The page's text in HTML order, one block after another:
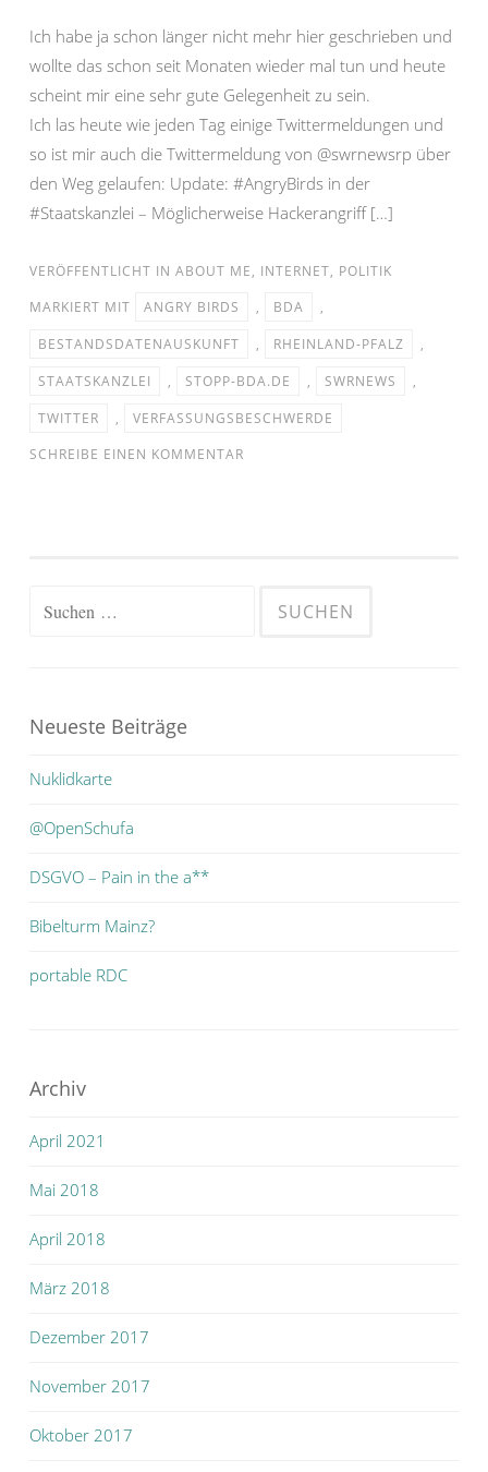
Ich habe ja schon länger nicht mehr hier geschrieben und
wollte das schon seit Monaten wieder mal tun und heute
scheint mir eine sehr gute Gelegenheit zu sein.
Ich las heute wie jeden Tag einige Twittermeldungen und
so ist mir auch die Twittermeldung von @swrnewsrp über
den Weg gelaufen: Update: #AngryBirds in der
#Staatskanzlei – Möglicherweise Hackerangriff […]
VERÖFFENTLICHT IN ABOUT ME, INTERNET, POLITIK
MARKIERT MIT
ANGRY BIRDS , BDA
,
BESTANDSDATENAUSKUNFT
, RHEINLAND-PFALZ
,
STAATSKANZLEI
, STOPP-BDA.DE , SWRNEWS
,
TWITTER
,
VERFASSUNGSBESCHWERDE
SCHREIBE EINEN KOMMENTAR
Suchen
Neueste Beiträge
Nuklidkarte
@OpenSchufa
DSGVO – Pain in the a**
Bibelturm Mainz?
portable RDC
Archiv
April 2021
Mai 2018
April 2018
März 2018
Dezember 2017
November 2017
Oktober 2017